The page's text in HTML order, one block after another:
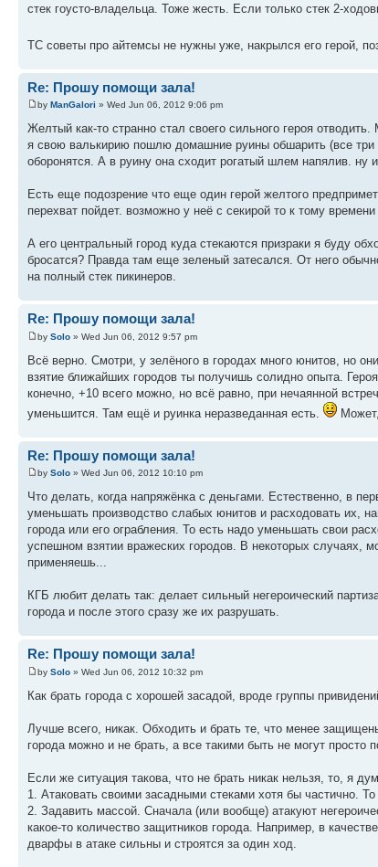
стек гоусто-владельца. Тоже жесть. Если только стек 2-
ТС советы про айтемсы не нужны уже, накрылся его герой,
Re: Прошу помощи зала!
by ManGalori » Wed Jun 06, 2012 9:06 pm
Желтый как-то странно стал своего сильного героя
я свою валькирию пошлю домашние руины обшарить (все три
оборонятся. А в руину она сходит рогатый шлем напялив. ну
Есть еще подозрение что еще один герой желтого
перехват пойдет. возможно у неё с секирой то к тому
А его центральный город куда стекаются призраки я буду
бросатся? Правда там еще зеленый затесался. От него
на полный стек пикинеров.
Re: Прошу помощи зала!
by Solo » Wed Jun 06, 2012 9:57 pm
Всё верно. Смотри, у зелёного в городах много юнитов, но
взятие ближайших городов ты получишь солидно опыта.
конечно, +10 всего можно, но всё равно, при нечаянной
уменьшится. Там ещё и руинка неразведанная есть.
Re: Прошу помощи зала!
by Solo » Wed Jun 06, 2012 10:10 pm
Что делать, когда напряжёнка с деньгами. Естественно, в
уменьшать производство слабых юнитов и расходовать их,
города или его ограбления. То есть надо уменьшать свои
успешном взятии вражеских городов. В некоторых
применяешь...
КГБ любит делать так: делает сильный негероический
города и после этого сразу же их разрушать.
Re: Прошу помощи зала!
by Solo » Wed Jun 06, 2012 10:32 pm
Как брать города с хорошей засадой, вроде группы
Лучше всего, никак. Обходить и брать те, что менее
города можно и не брать, а все такими быть не могут просто
Если же ситуация такова, что не брать никак нельзя, то, я
1. Атаковать своими засадными стеками хотя бы частично.
2. Задавить массой. Сначала (или вообще) атакуют
какое-то количество защитников города. Например, в
дварфы в атаке сильны и строятся за один ход.